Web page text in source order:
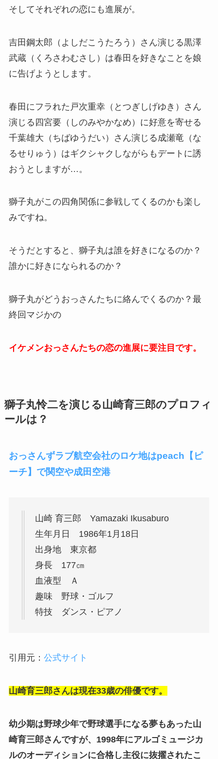
そしてそれぞれの恋にも進展が。
吉田鋼太郎（よしだこうたろう）さん演じる黒澤
武蔵（くろさわむさし）は春田を好きなことを娘
に告げようとします。
春田にフラれた戸次重幸（とつぎしげゆき）さん
演じる四宮要（しのみやかなめ）に好意を寄せる
千葉雄大（ちばゆうだい）さん演じる成瀬竜（な
るせりゅう）はギクシャクしながらもデートに誘
おうとしますが…。
獅子丸がこの四角関係に参戦してくるのかも楽し
みですね。
そうだとすると、獅子丸は誰を好きになるのか？
誰かに好きになられるのか？
獅子丸がどうおっさんたちに絡んでくるのか？最
終回マジかの
イケメンおっさんたちの恋の進展に要注目です。
獅子丸怜二を演じる山崎育三郎のプロフィ
ールは？
おっさんずラブ航空会社のロケ地はpeach【ピ
ーチ】で関空や成田空港
山崎 育三郎 Yamazaki Ikusaburo
生年月日 1986年1月18日
出身地 東京都
身長 177㎝
血液型 Ａ
趣味 野球・ゴルフ
特技 ダンス・ピアノ
引用元： 公式サイト
山崎育三郎さんは現在33歳の俳優です。
幼少期は野球少年で野球選手になる夢もあった山
崎育三郎さんですが、1998年にアルゴミュージカ
ルのオーディションに合格し主役に抜擢されたこ